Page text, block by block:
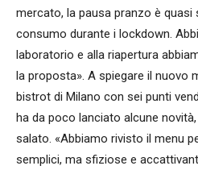
mercato, la pausa pranzo è
consumo durante i lockdown.
laboratorio e alla riapertura
la proposta». A spiegare il nuovo
bistrot di Milano con sei punti
ha da poco lanciato alcune
salato. «Abbiamo rivisto il menu
semplici, ma sfiziose e